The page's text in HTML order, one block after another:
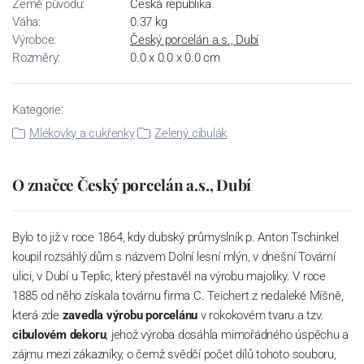
Země původu:
Česká republika
Váha:
0.37 kg
Výrobce:
Český porcelán a.s., Dubí
Rozměry:
0.0 x 0.0 x 0.0 cm
Kategorie:
Mlékovky a cukřenky
Zelený cibulák
O značce Český porcelán a.s., Dubí
Bylo to již v roce 1864, kdy dubský průmyslník p. Anton Tschinkel
koupil rozsáhlý dům s názvem Dolní lesní mlýn, v dnešní Tovární
ulici, v Dubí u Teplic, který přestavěl na výrobu majoliky. V roce
1885 od něho získala továrnu firma C. Teichert z nedaleké Míšně,
která zdezavedla výrobu porcelánu v rokokovém tvaru a tzv.
cibulovém dekoru, jehož výroba dosáhla mimořádného úspěchu a
zájmu mezi zákazníky, o čemž svědčí počet dílů tohoto souboru,